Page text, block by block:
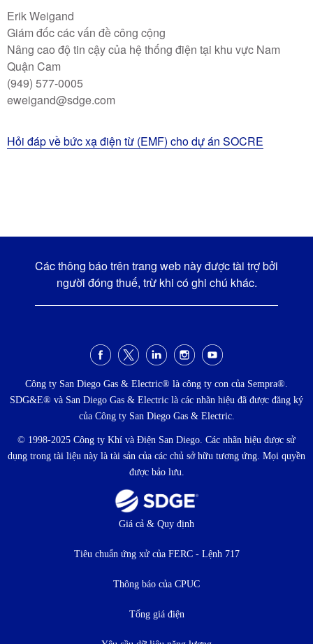
Erik Weigand
Giám đốc các vấn đề công cộng
Nâng cao độ tin cậy của hệ thống điện tại khu vực Nam
Quận Cam
(949) 577-0005
eweigand@sdge.com
Hỏi đáp về bức xạ điện từ (EMF) cho dự án SOCRE
Các thông báo trên trang web này được tài trợ bởi
người đóng thuế, trừ khi có ghi chú khác.
xãCông ty San Diego Gas & Electric® là công ty con của Sempra®.
SDG&E® và San Diego Gas & Electric là các nhãn hiệu đã được đăng ký
của Công ty San Diego Gas & Electric.
© 1998-2025 Công ty Khí và Điện San Diego. Các nhãn hiệu được sử
dụng trong tài liệu này là tài sản của các chủ sở hữu tương ứng. Mọi quyền
được bảo lưu.
Giá cả & Quy định
Tiêu chuẩn ứng xử của FERC - Lệnh 717
Thông báo của CPUC
Tổng giá điện